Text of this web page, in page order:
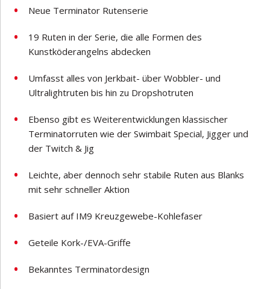
Neue Terminator Rutenserie
19 Ruten in der Serie, die alle Formen des
Kunstköderangelns abdecken
Umfasst alles von Jerkbait- über Wobbler- und
Ultralightruten bis hin zu Dropshotruten
Ebenso gibt es Weiterentwicklungen klassischer
Terminatorruten wie der Swimbait Special, Jigger und
der Twitch & Jig
Leichte, aber dennoch sehr stabile Ruten aus Blanks
mit sehr schneller Aktion
Basiert auf IM9 Kreuzgewebe-Kohlefaser
Geteile Kork-/EVA-Griffe
Bekanntes Terminatordesign